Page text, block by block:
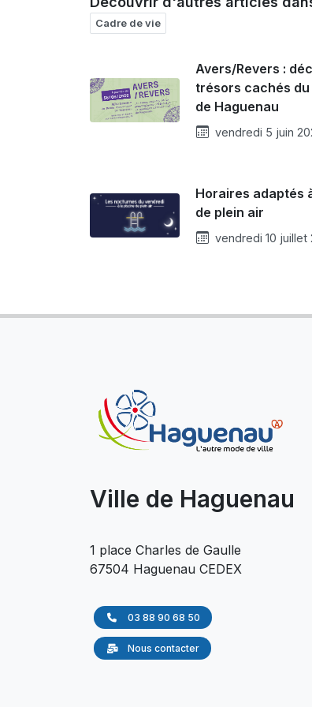
Cadre de vie
Avers/Revers :
trésors cachés
de Haguenau
vendredi 5 juin
Horaires adaptés
de plein air
vendredi 10 juillet
Ville de Haguenau
1 place Charles de Gaulle
67504 Haguenau CEDEX
03 88 90 68 50
Nous contacter